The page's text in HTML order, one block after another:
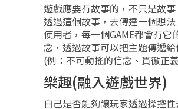
遊戲應要有故事的，不只是故
透過這個故事，去傳達一個想
使用者，每一個GAME都會有它
念，透過故事可以把主題傳遞給
(例：不可動搖的信念、貫徹正
樂趣(融入遊戲世界)
自己是否能夠讓玩家透過操控